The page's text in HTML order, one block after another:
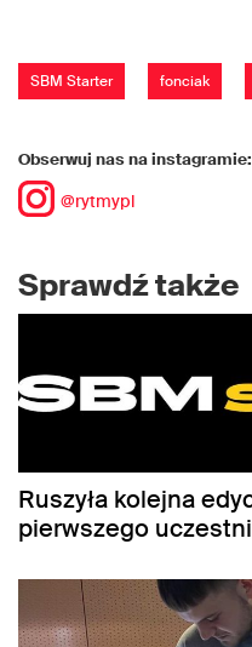
SBM Starter fonciak
Obserwuj nas na instagramie:
@rytmypl
Sprawdź także
Ruszyła kolejna
pierwszego